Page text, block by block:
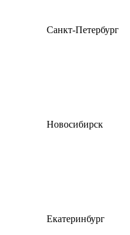
Санкт-Петербург
Новосибирск
Екатеринбург